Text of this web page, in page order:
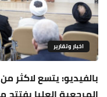
اخبار وتقارير